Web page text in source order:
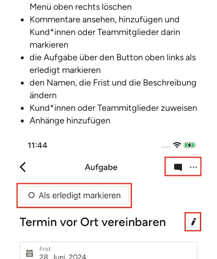
Menü oben rechts löschen
Kommentare ansehen, hinzufügen und
Kund*innen oder Teammitglieder darin
markieren
die Aufgabe über den Button oben links als
erledigt markieren
den Namen, die Frist und die Beschreibung
ändern
Kund*innen oder Teammitglieder zuweisen
Anhänge hinzufügen